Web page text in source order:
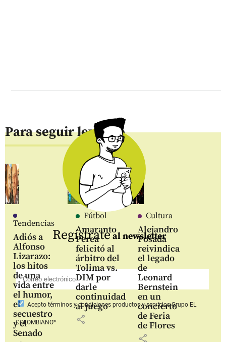
Para seguir leyendo
Tendencias
Adiós a
Alfonso
Lizarazo:
los hitos
de una
vida entre
el humor,
el
secuestro
y el
Senado
Fútbol
Amaranto
Perea
felicitó al
árbitro del
Tolima vs.
DIM por
darle
continuidad
al juego
share
Cultura
Alejandro
Posada
reivindica
el legado
de
Leonard
Bernstein
en un
concierto
de Feria
de Flores
share
Regístrateal newsletter
Aceptotérminos y condiciones productos y serviciosGrupo EL
COLOMBIANO*